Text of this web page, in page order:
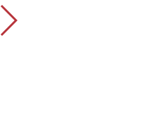
Кулер для процессора